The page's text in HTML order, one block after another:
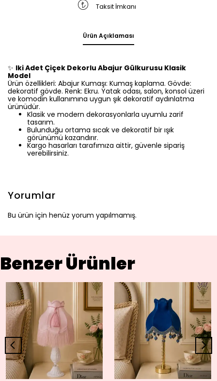
Taksit İmkanı
Ürün Açıklaması
✨ Iki Adet Çiçek Dekorlu Abajur Gülkurusu Klasik
Model
Ürün özellikleri: Abajur Kumaşı: Kumaş kaplama. Gövde:
dekoratif gövde. Renk: Ekru. Yatak odası, salon, konsol üzeri
ve komodin kullanımına uygun şık dekoratif aydınlatma
ürünüdür.
Klasik ve modern dekorasyonlarla uyumlu zarif
tasarım.
Bulunduğu ortama sıcak ve dekoratif bir ışık
görünümü kazandırır.
Kargo hasarları tarafımıza aittir, güvenle sipariş
verebilirsiniz.
Yorumlar
Bu ürün için henüz yorum yapılmamış.
Benzer Ürünler